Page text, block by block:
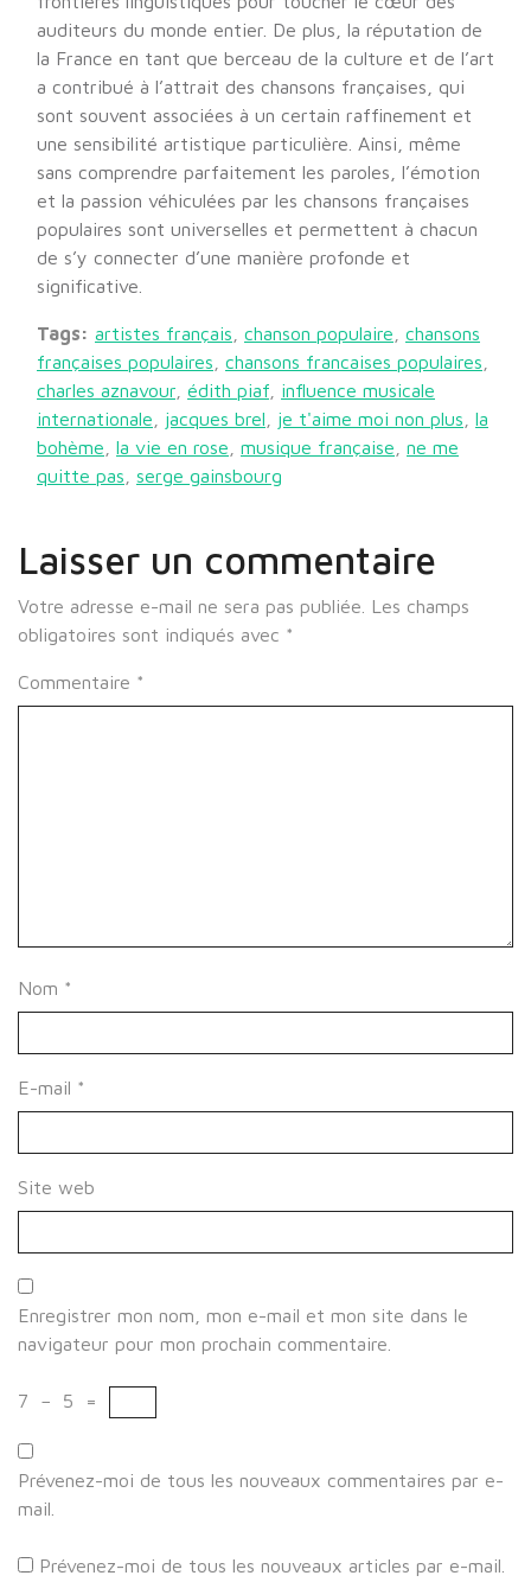
auditeurs du monde entier. De plus, la réputation de
la France en tant que berceau de la culture et de l’art
a contribué à l’attrait des chansons françaises, qui
sont souvent associées à un certain raffinement et
une sensibilité artistique particulière. Ainsi, même
sans comprendre parfaitement les paroles, l’émotion
et la passion véhiculées par les chansons françaises
populaires sont universelles et permettent à chacun
de s’y connecter d’une manière profonde et
significative.
Tags: artistes français chanson populaire
chansons
françaises populaires
chansons francaises populaires
charles aznavour édith piaf
influence musicale
internationale
jacques brel je t'aime moi non plus
la
bohème
la vie en rose musique française
ne me
quitte pas
serge gainsbourg
Laisser un commentaire
Votre adresse e-mail ne sera pas publiée.
Les champs
obligatoires sont indiqués avec *
Commentaire *
Nom *
E-mail *
Site web
Enregistrer mon nom, mon e-mail et mon site dans le
navigateur pour mon prochain commentaire.
7 − 5 =
Prévenez-moi de tous les nouveaux commentaires par e-
mail.
Prévenez-moi de tous les nouveaux articles par e-mail.